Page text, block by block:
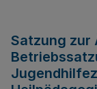
Satzung zur